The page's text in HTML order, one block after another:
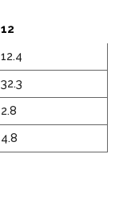
12
12.4
32.3
2.8
4.8